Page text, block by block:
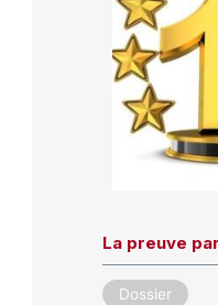
La preuve
Dossier